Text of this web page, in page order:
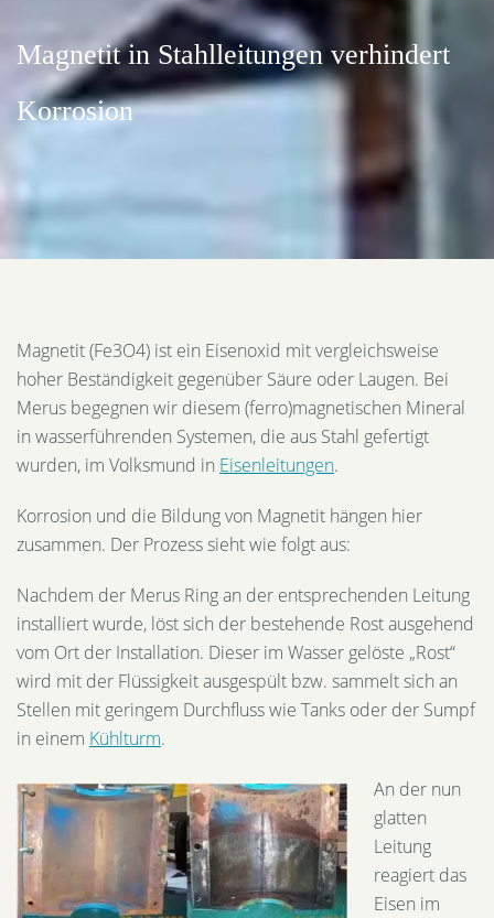
Magnetit in Stahlleitungen verhindert
Korrosion
Magnetit (Fe3O4) ist ein Eisenoxid mit vergleichsweise
hoher Beständigkeit gegenüber Säure oder Laugen. Bei
Merus begegnen wir diesem (ferro)magnetischen Mineral
in wasserführenden Systemen, die aus Stahl gefertigt
wurden, im Volksmund in Eisenleitungen.
Korrosion und die Bildung von Magnetit hängen hier
zusammen. Der Prozess sieht wie folgt aus:
Nachdem der Merus Ring an der entsprechenden Leitung
installiert wurde, löst sich der bestehende Rost ausgehend
vom Ort der Installation. Dieser im Wasser gelöste „Rost“
wird mit der Flüssigkeit ausgespült bzw. sammelt sich an
Stellen mit geringem Durchfluss wie Tanks oder der Sumpf
in einem Kühlturm.
An der nun
glatten
Leitung
reagiert das
Eisen im